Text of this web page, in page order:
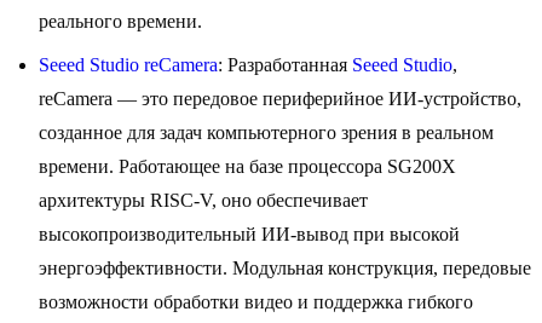
реального времени.
Seeed Studio reCamera: Разработанная Seeed Studio,
reCamera — это передовое периферийное ИИ-устройство,
созданное для задач компьютерного зрения в реальном
времени. Работающее на базе процессора SG200X
архитектуры RISC-V, оно обеспечивает
высокопроизводительный ИИ-вывод при высокой
энергоэффективности. Модульная конструкция, передовые
возможности обработки видео и поддержка гибкого